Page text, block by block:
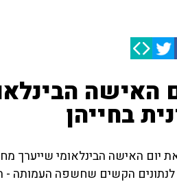
בחייהן
יום האישה הבינלאומי שייערך
לנתונים הקשים שחשפה העמותה -